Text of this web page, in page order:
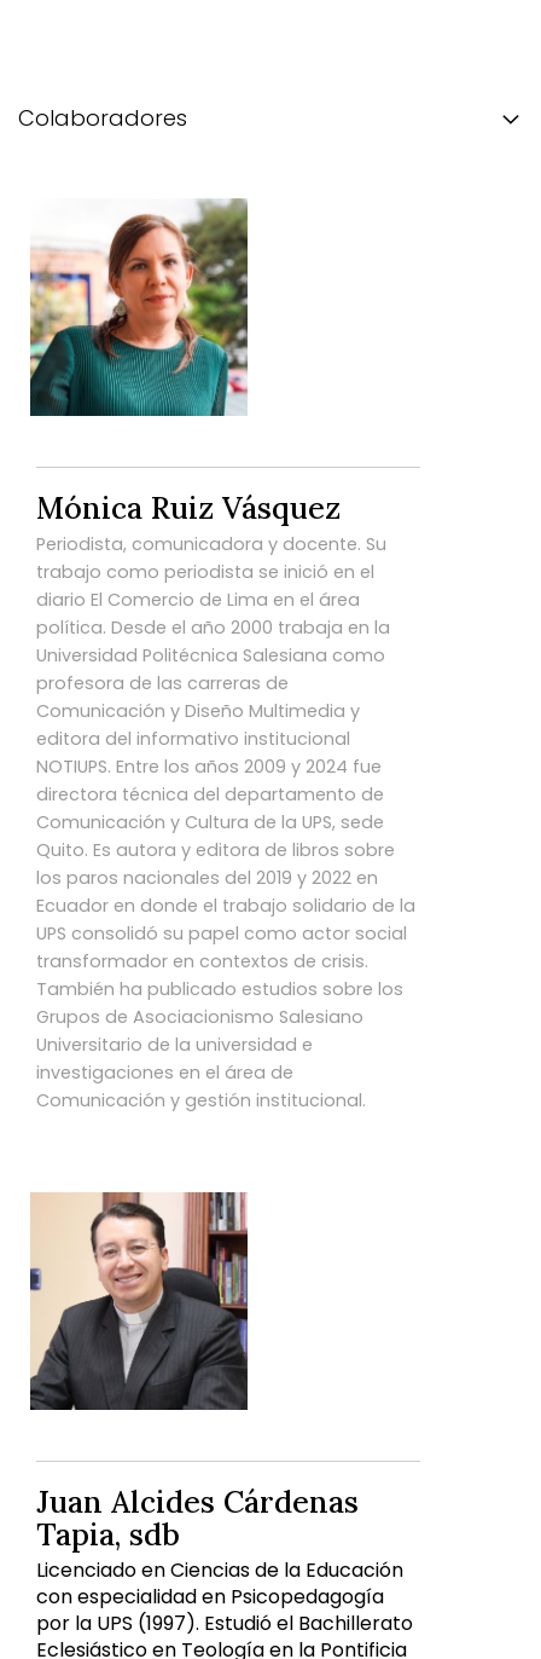
Colaboradores
Mónica Ruiz Vásquez
Periodista, comunicadora y docente. Su
trabajo como periodista se inició en el
diario El Comercio de Lima en el área
política. Desde el año 2000 trabaja en la
Universidad Politécnica Salesiana como
profesora de las carreras de
Comunicación y Diseño Multimedia y
editora del informativo institucional
NOTIUPS. Entre los años 2009 y 2024 fue
directora técnica del departamento de
Comunicación y Cultura de la UPS, sede
Quito. Es autora y editora de libros sobre
los paros nacionales del 2019 y 2022 en
Ecuador en donde el trabajo solidario de la
UPS consolidó su papel como actor social
transformador en contextos de crisis.
También ha publicado estudios sobre los
Grupos de Asociacionismo Salesiano
Universitario de la universidad e
investigaciones en el área de
Comunicación y gestión institucional.
Juan Alcides Cárdenas
Tapia, sdb
Licenciado en Ciencias de la Educación
con especialidad en Psicopedagogía
por la UPS (1997). Estudió el Bachillerato
Eclesiástico en Teología en la Pontificia